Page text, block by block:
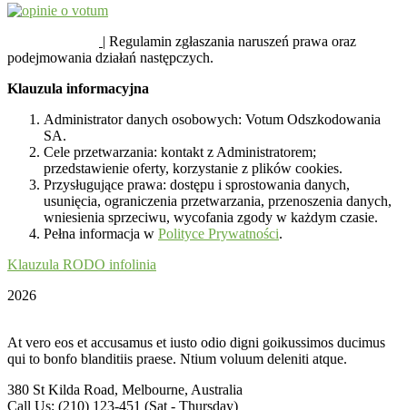
| Regulamin zgłaszania naruszeń prawa oraz
podejmowania działań następczych.
Klauzula informacyjna
Administrator danych osobowych: Votum Odszkodowania
SA.
Cele przetwarzania: kontakt z Administratorem;
przedstawienie oferty, korzystanie z plików cookies.
Przysługujące prawa: dostępu i sprostowania danych,
usunięcia, ograniczenia przetwarzania, przenoszenia danych,
wniesienia sprzeciwu, wycofania zgody w każdym czasie.
Pełna informacja w Polityce Prywatności.
Klauzula RODO infolinia
2026
At vero eos et accusamus et iusto odio digni goikussimos ducimus
qui to bonfo blanditiis praese. Ntium voluum deleniti atque.
380 St Kilda Road, Melbourne, Australia
Call Us: (210) 123-451 (Sat - Thursday)